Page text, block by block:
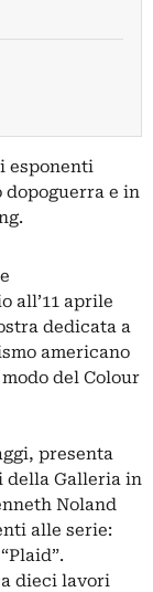
esponenti
dopoguerra e in
all’11 aprile
dedicata a
americano
del Colour
presenta
della Galleria in
Noland
alle serie:
dieci lavori